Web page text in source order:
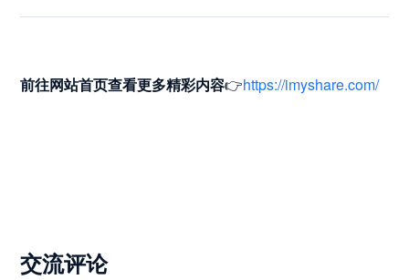
前往网站首页查看更多精彩内容👉https://imyshare.com/
交流评论